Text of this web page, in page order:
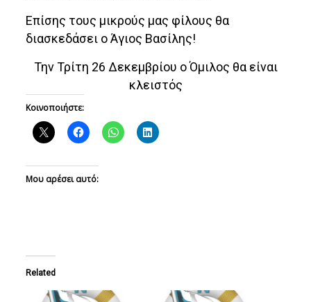
Επίσης τους μικρούς μας φίλους θα
διασκεδάσει ο Άγιος Βασίλης!
Την Τρίτη 26 Δεκεμβρίου ο Όμιλος θα είναι
κλειστός
Κοινοποιήστε:
Μου αρέσει αυτό:
Related